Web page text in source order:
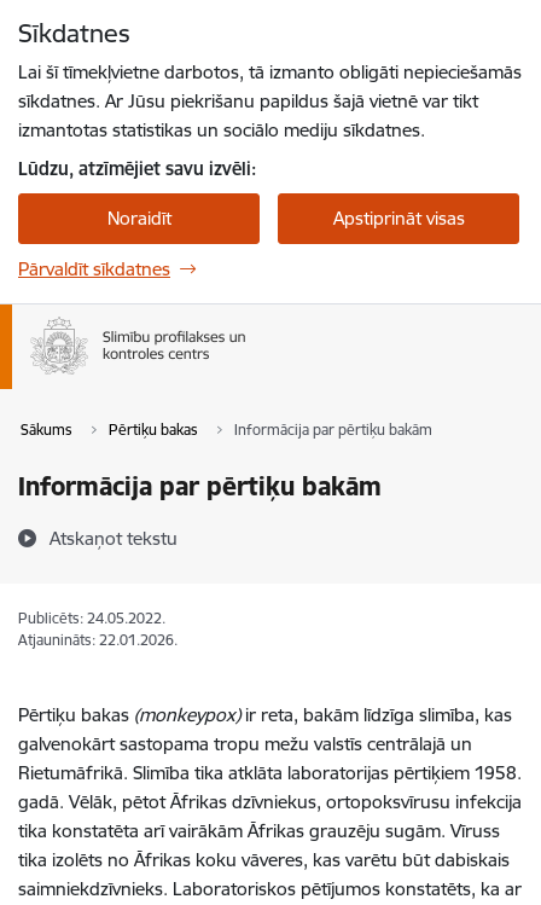
Sīkdatnes
Lai šī tīmekļvietne darbotos, tā izmanto obligāti nepieciešamās
sīkdatnes. Ar Jūsu piekrišanu papildus šajā vietnē var tikt
izmantotas statistikas un sociālo mediju sīkdatnes.
Lūdzu, atzīmējiet savu izvēli:
Noraidīt Apstiprināt visas
Pārvaldīt sīkdatnes
Sākums Pērtiķu bakas Informācija par pērtiķu bakām
Informācija par pērtiķu bakām
Atskaņot tekstu
Publicēts: 24.05.2022.
Atjaunināts: 22.01.2026.
Pērtiķu bakas (monkeypox)ir reta, bakām līdzīga slimība, kas
galvenokārt sastopama tropu mežu valstīs centrālajā un
Rietumāfrikā. Slimība tika atklāta laboratorijas pērtiķiem 1958.
gadā. Vēlāk, pētot Āfrikas dzīvniekus, ortopoksvīrusu infekcija
tika konstatēta arī vairākām Āfrikas grauzēju sugām. Vīruss
tika izolēts no Āfrikas koku vāveres, kas varētu būt dabiskais
saimniekdzīvnieks. Laboratoriskos pētījumos konstatēts, ka ar